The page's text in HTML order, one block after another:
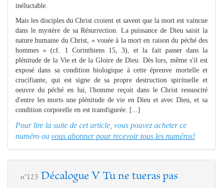
inéluctable.
Mais les disciples du Christ croient et savent que la mort est vaincue
dans le mystère de sa Résurrection. La puissance de Dieu saisit la
nature humaine du Christ, « vouée à la mort en raison du péché des
hommes » (cf. 1 Corinthiens 15, 3), et la fait passer dans la
plénitude de la Vie et de la Gloire de Dieu. Dès lors, même s'il est
exposé dans sa condition biologique à cette épreuve mortelle et
crucifiante, qui est signe de sa propre destruction spirituelle et
oeuvre du péché en lui, l'homme reçoit dans le Christ ressuscité
d'entre les morts une plénitude de vie en Dieu et avec Dieu, et sa
condition corporelle en est transfigurée. [...]
Pour lire la suite de cet article, vous pouvez acheter ce
numéro ou vous abonner pour recevoir tous les numéros!
n°123 Décalogue V Tu ne tueras pas